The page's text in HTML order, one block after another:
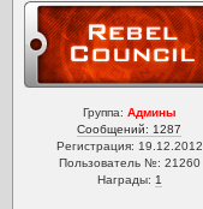
Группа: Админы
Сообщений: 1287
Регистрация: 19.12.2012
Пользователь №: 21260
Награды: 1